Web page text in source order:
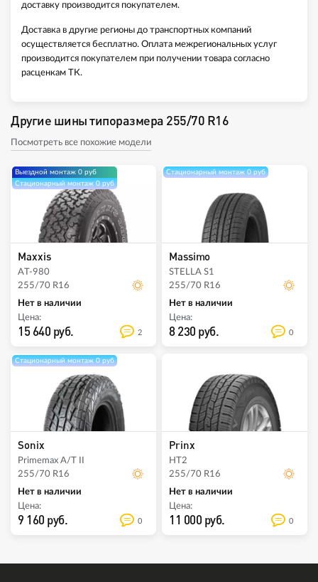
доставку производится покупателем.
Доставка в другие регионы до транспортных компаний
осуществляется бесплатно. Оплата межрегиональных услуг
производится покупателем при получении товара согласно
расценкам ТК.
Другие шины типоразмера 255/70 R16
Посмотреть все похожие модели
Выездной монтаж 0 руб
Стационарный монтаж 0 руб
Maxxis
AT-980
255/70 R16
Нет в наличии
Цена:
15 640 руб. 2
Стационарный монтаж 0 руб
Massimo
STELLA S1
255/70 R16
Нет в наличии
Цена:
8 230 руб. 0
Стационарный монтаж 0 руб
Sonix
Primemax A/T II
255/70 R16
Нет в наличии
Цена:
9 160 руб. 0
Prinx
HT2
255/70 R16
Нет в наличии
Цена:
11 000 руб. 0